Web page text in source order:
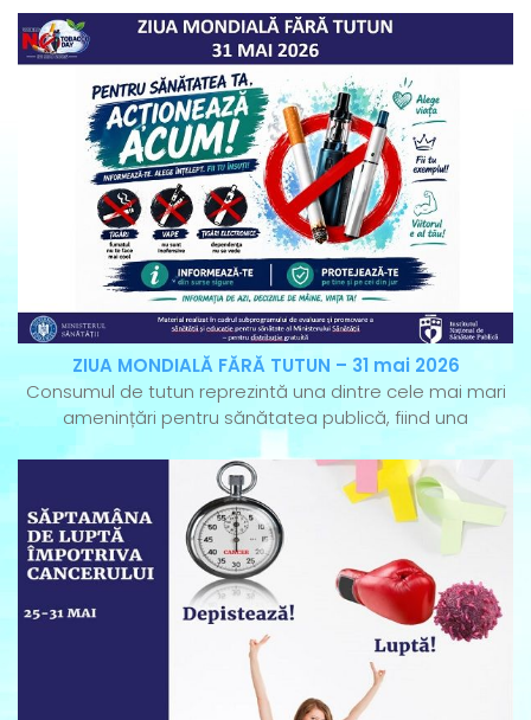
ZIUA MONDIALĂ FĂRĂ TUTUN – 31 mai 2026
Consumul de tutun reprezintă una dintre cele mai mari
amenințări pentru sănătatea publică, fiind una